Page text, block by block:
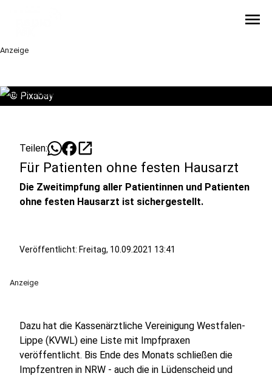
menu
Anzeige
© Pixabay
Teilen: open_in_new
Für Patienten ohne festen Hausarzt
Die Zweitimpfung aller Patientinnen und Patienten
ohne festen Hausarzt ist sichergestellt.
Veröffentlicht: Freitag, 10.09.2021 13:41
Anzeige
Dazu hat die Kassenärztliche Vereinigung Westfalen-
Lippe (KVWL) eine Liste mit Impfpraxen
veröffentlicht. Bis Ende des Monats schließen die
Impfzentren in NRW - auch die in Lüdenscheid und